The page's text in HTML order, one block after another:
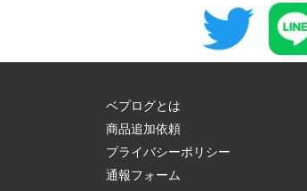
ベプログとは
商品追加依頼
プライバシーポリシー
通報フォーム